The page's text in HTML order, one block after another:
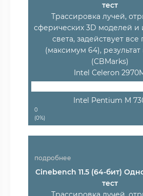
тест
Трассировка лучей,
сферических 3D моделей и
света, задействует все
(максимум 64), результат
(CBMarks)
Intel Celeron
Intel Pentium M
0
(0%)
подробнее
Cinebench 11.5 (64-бит)
тест